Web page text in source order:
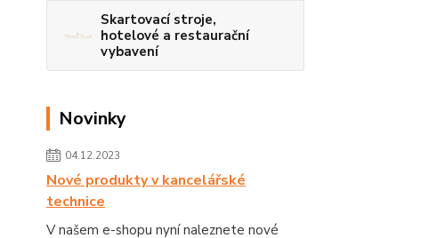
Skartovací stroje,
hotelové a restaurační
vybavení
Novinky
04.12.2023
Nové produkty v kancelářské
technice
V našem e-shopu nyní naleznete nové